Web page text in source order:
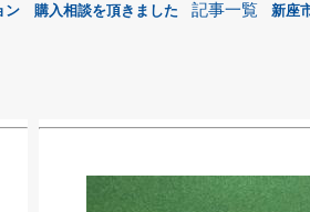
ン 購入相談を頂きました 記事一覧 新座